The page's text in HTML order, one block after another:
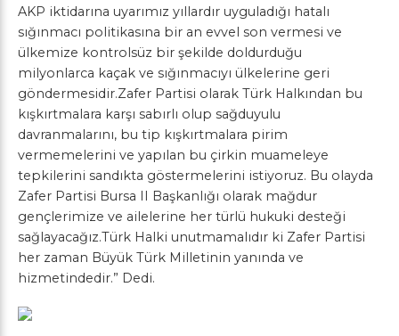
AKP iktidarına uyarımız yıllardır uyguladığı hatalı
sığınmacı politikasına bir an evvel son vermesi ve
ülkemize kontrolsüz bir şekilde doldurduğu
milyonlarca kaçak ve sığınmacıyı ülkelerine geri
göndermesidir.Zafer Partisi olarak Türk Halkından bu
kışkırtmalara karşı sabırlı olup sağduyulu
davranmalarını, bu tip kışkırtmalara pirim
vermemelerini ve yapılan bu çirkin muameleye
tepkilerini sandıkta göstermelerini istiyoruz. Bu olayda
Zafer Partisi Bursa II Başkanlığı olarak mağdur
gençlerimize ve ailelerine her türlü hukuki desteği
sağlayacağız.Türk Halki unutmamalıdır ki Zafer Partisi
her zaman Büyük Türk Milletinin yanında ve
hizmetindedir.” Dedi.